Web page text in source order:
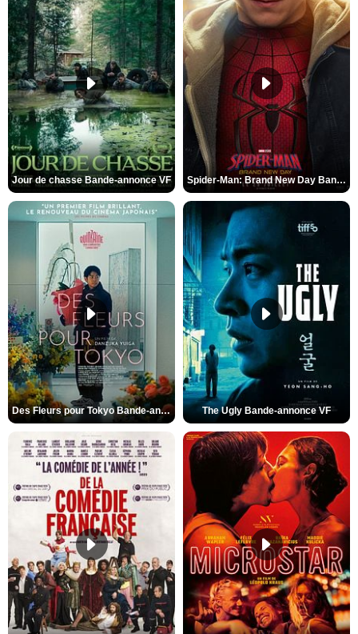
Jour de chasse Bande-annonce VF Spider-Man: Brand New Day Bande-annonce (3) VO STFR
Des Fleurs pour Tokyo Bande-annonce VO STFR The Ugly Bande-annonce VF